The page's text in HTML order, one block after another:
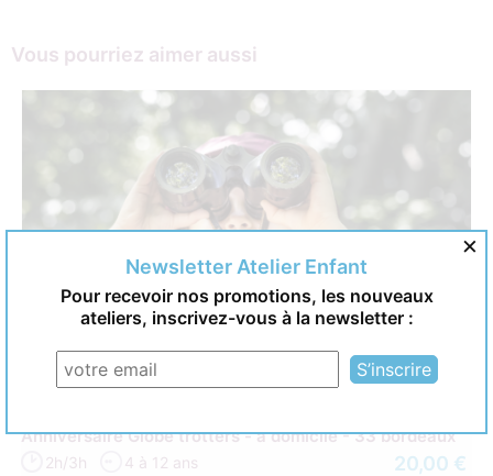
Vous pourriez aimer aussi
Anniversaire Globe trotters - à domicile - 33 bordeaux
2h/3h 4 à 12 ans 20,00 €
Newsletter Atelier Enfant
Pour recevoir nos promotions, les nouveaux
ateliers, inscrivez-vous à la newsletter :
×